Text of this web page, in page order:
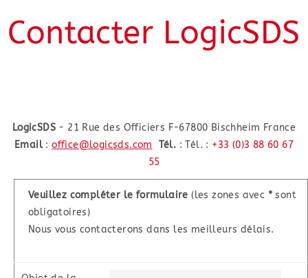
Contacter LogicSDS
LogicSDS - 21 Rue des Officiers F-67800 Bischheim France
Email:office@logicsds.com Tél. : Tél. : +33 (0)3 88 60 67
55
Veuillez compléter le formulaire (les zones avec *sont
obligatoires)
Nous vous contacterons dans les meilleurs délais.